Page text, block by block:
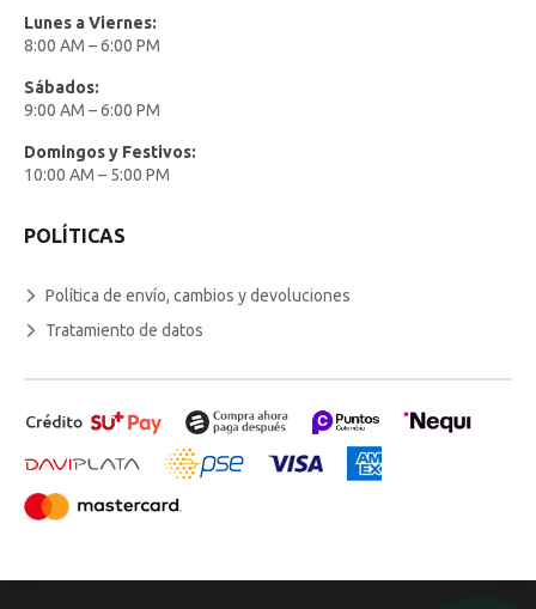
Lunes a Viernes:
8:00 AM – 6:00 PM
Sábados:
9:00 AM – 6:00 PM
Domingos y Festivos:
10:00 AM – 5:00 PM
POLÍTICAS
Política de envío, cambios y devoluciones
Tratamiento de datos